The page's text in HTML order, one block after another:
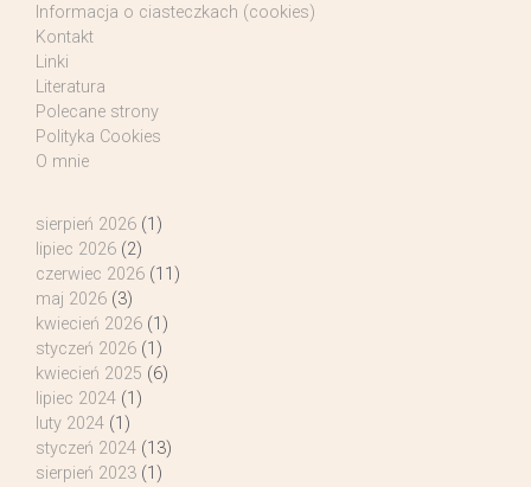
Informacja o ciasteczkach (cookies)
Kontakt
Linki
Literatura
Polecane strony
Polityka Cookies
O mnie
sierpień 2026 (1)
lipiec 2026 (2)
czerwiec 2026 (11)
maj 2026 (3)
kwiecień 2026 (1)
styczeń 2026 (1)
kwiecień 2025 (6)
lipiec 2024 (1)
luty 2024 (1)
styczeń 2024 (13)
sierpień 2023 (1)